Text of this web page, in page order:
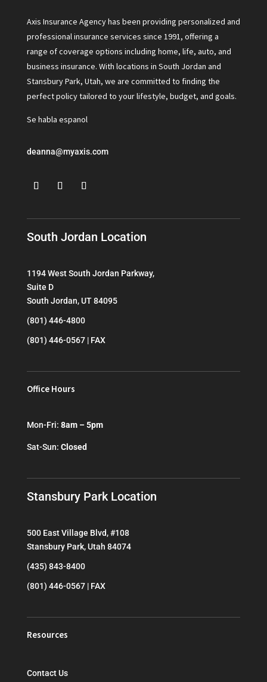
Axis Insurance Agency has been providing personalized and
professional insurance services since 1991, offering a
range of coverage options including home, life, auto, and
business insurance. With locations in South Jordan and
Stansbury Park, Utah, we are committed to finding the
perfect policy tailored to your lifestyle, budget, and goals.
Se habla espanol
deanna@myaxis.com
South Jordan Location
1194 West South Jordan Parkway,
Suite D
South Jordan, UT 84095
(801) 446-4800
(801) 446-0567 | FAX
Office Hours
Mon-Fri: 8am – 5pm
Sat-Sun: Closed
Stansbury Park Location
500 East Village Blvd, #108
Stansbury Park, Utah 84074
(435) 843-8400
(801) 446-0567 | FAX
Resources
Contact Us